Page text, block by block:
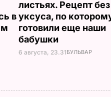
в
помидоров – в этих
листьях. Рецепт без
уксуса, по которому
готовили еще наши
бабушки